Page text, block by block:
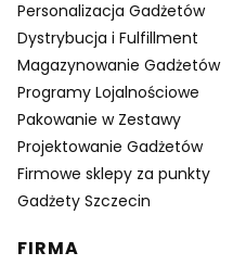
Personalizacja Gadżetów
Dystrybucja i Fulfillment
Magazynowanie Gadżetów
Programy Lojalnościowe
Pakowanie w Zestawy
Projektowanie Gadżetów
Firmowe sklepy za punkty
Gadżety Szczecin
FIRMA